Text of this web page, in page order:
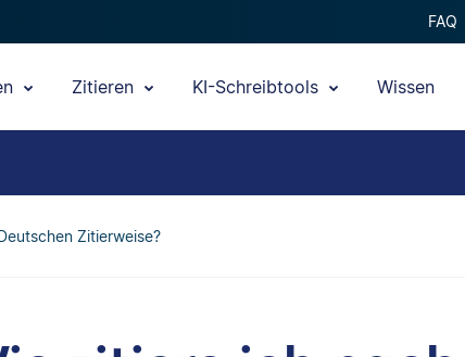
FAQ
Zitieren KI-Schreibtools Wissen
Zitierweise?